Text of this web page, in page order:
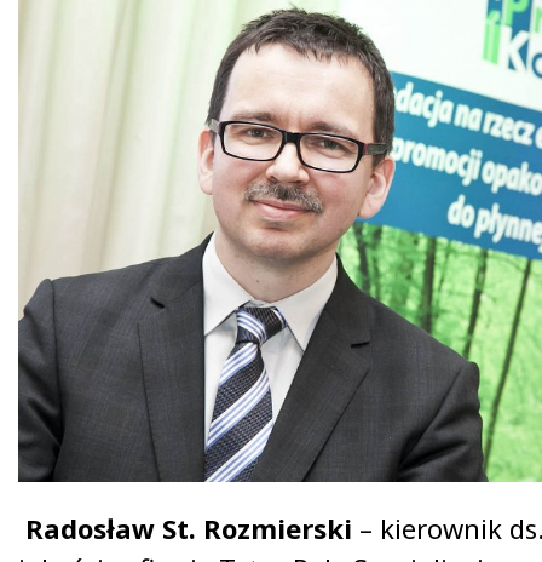
Radosław St. Rozmierski – kierownik